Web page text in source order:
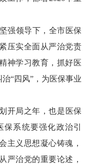
强领导下，全市医保
压实全面从严治党责
神学习教育，抓好医
“四风”，为医保事业
开局之年，也是医保
系统要强化政治引
主义思想凝心铸魂，
严治党的重要论述，